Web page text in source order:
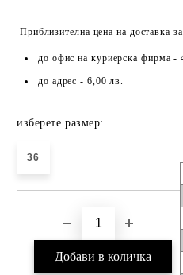
Приблизителна цена на
до офис на куриерска фирма -
до адрес - 6,00 лв.
изберете размер:
36